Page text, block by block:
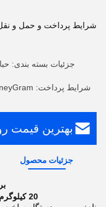
شرایط پرداخت و حمل و
جزئیات بسته بندی:
شرایط پرداخت: L/C، D/A، D/P، T/T، Western Union، MoneyGram
بهترین قیمت
جزئیات محصول
20 کیلوگرم/ساعت دانه گیر کیسه پلاستیکی قابل تجزیه